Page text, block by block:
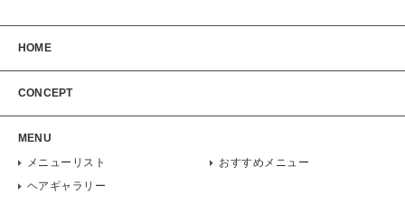
HOME
CONCEPT
MENU
メニューリスト
おすすめメニュー
ヘアギャラリー